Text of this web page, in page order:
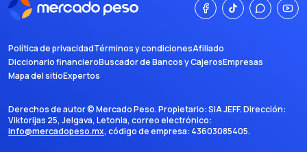
Política de privacidadTérminos y condicionesAfiliado
Diccionario financieroBuscador de Bancos y CajerosEmpresas
Mapa del sitioExpertos
Derechos de autor ©Mercado Peso. Propietario:SIA JEFF. Dirección:
Viktorijas 25, Jelgava, Letonia, correo electrónico:
info@mercadopeso.mx, código de empresa: 43603085405.